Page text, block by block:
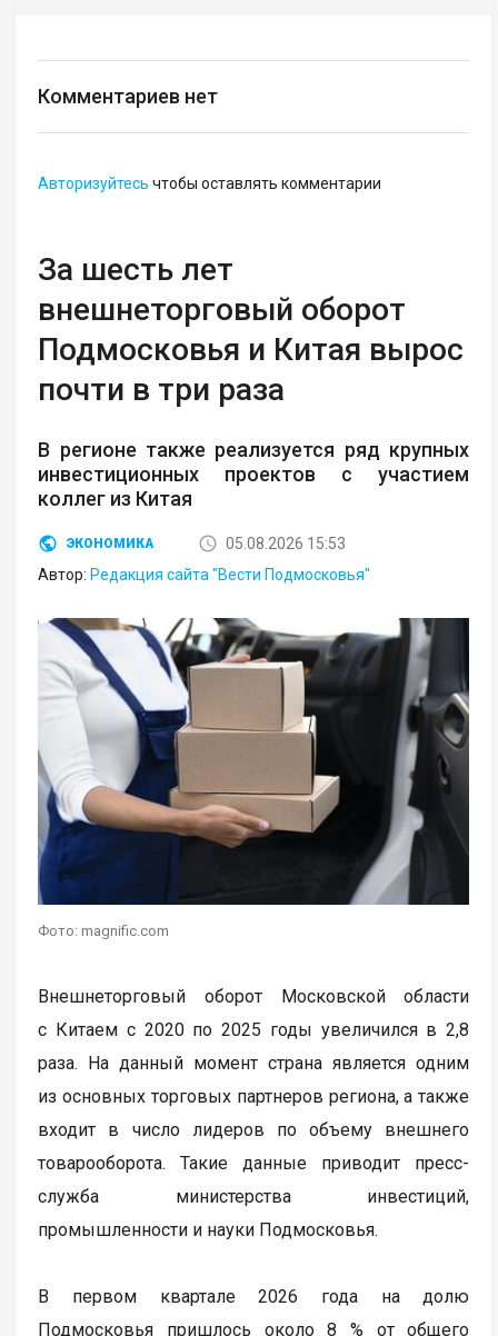
Комментариев нет
Авторизуйтесь чтобы оставлять комментарии
За шесть лет
внешнеторговый оборот
Подмосковья и Китая вырос
почти в три раза
В регионе также реализуется ряд крупных
инвестиционных проектов с участием
коллег из Китая
ЭКОНОМИКА
05.08.2026 15:53
Автор: Редакция сайта "Вести Подмосковья"
Фото: magnific.com
Внешнеторговый оборот Московской области
с Китаем с 2020 по 2025 годы увеличился в 2,8
раза. На данный момент страна является одним
из основных торговых партнеров региона, а также
входит в число лидеров по объему внешнего
товарооборота. Такие данные приводит пресс-
служба министерства инвестиций,
промышленности и науки Подмосковья.
В первом квартале 2026 года на долю
Подмосковья пришлось около 8 % от общего